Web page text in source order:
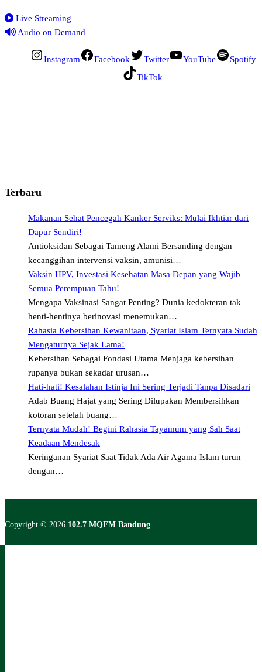
Live Streaming
Audio on Demand
Instagram Facebook Twitter YouTube
Spotify
TikTok
Terbaru
Makanan Sehat Pencegah Kanker Serviks: Mulai Ikhtiar dari
Dapur Sendiri!
Antioksidan Sebagai Tameng Alami Bersanding dengan
kecanggihan intervensi vaksin, amunisi…
Vaksin HPV, Investasi Kesehatan Masa Depan yang Wajib
Semua Perempuan Tahu!
Mengapa Vaksinasi Sangat Penting? Dunia kedokteran tak
henti-hentinya berinovasi menemukan…
Rahasia Kebersihan Kewanitaan, Syariat Islam Ternyata Sudah
Mengaturnya Sejak Lama!
Kebersihan Sebagai Fondasi Utama Menjaga kebersihan
rupanya bukan sekadar urusan…
Hati-hati! Kesalahan Istinja Ini Sering Terjadi Tanpa Disadari
Adab Buang Hajat yang Sering Dilupakan Membersihkan
kotoran setelah buang…
Ternyata Mudah! Begini Rahasia Tayamum yang Sah Saat
Keadaan Mendesak
Keringanan Syariat Saat Tidak Ada Air Agama Islam turun
dengan…
Copyright © 2026 102.7 MQFM Bandung